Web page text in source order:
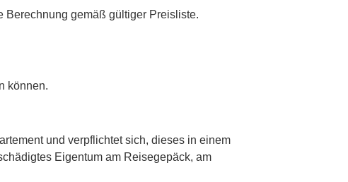
Berechnung gemäß gültiger Preisliste.
können.
und verpflichtet sich, dieses in einem
Eigentum am Reisegepäck, am